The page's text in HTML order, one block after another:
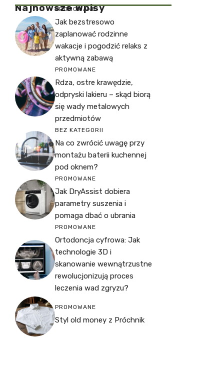
Najnowsze Wpisy
PROMOWANE
Jak bezstresowo
zaplanować rodzinne
wakacje i pogodzić relaks z
aktywną zabawą
PROMOWANE
Rdza, ostre krawędzie,
odpryski lakieru – skąd biorą
się wady metalowych
przedmiotów
BEZ KATEGORII
Na co zwrócić uwagę przy
montażu baterii kuchennej
pod oknem?
PROMOWANE
Jak DryAssist dobiera
parametry suszenia i
pomaga dbać o ubrania
PROMOWANE
Ortodoncja cyfrowa: Jak
technologie 3D i
skanowanie wewnątrzustne
rewolucjonizują proces
leczenia wad zgryzu?
PROMOWANE
Styl old money z Próchnik